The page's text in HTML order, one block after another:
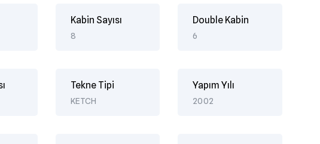
Kabin Sayısı
8
Double Kabin
6
Tekne Tipi
KETCH
Yapım Yılı
2002